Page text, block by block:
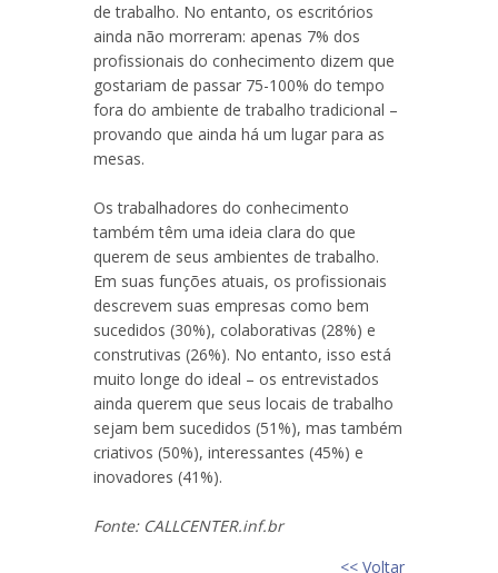
de trabalho. No entanto, os escritórios
ainda não morreram: apenas 7% dos
profissionais do conhecimento dizem que
gostariam de passar 75-100% do tempo
fora do ambiente de trabalho tradicional –
provando que ainda há um lugar para as
mesas.
Os trabalhadores do conhecimento
também têm uma ideia clara do que
querem de seus ambientes de trabalho.
Em suas funções atuais, os profissionais
descrevem suas empresas como bem
sucedidos (30%), colaborativas (28%) e
construtivas (26%). No entanto, isso está
muito longe do ideal – os entrevistados
ainda querem que seus locais de trabalho
sejam bem sucedidos (51%), mas também
criativos (50%), interessantes (45%) e
inovadores (41%).
Fonte: CALLCENTER.inf.br
<< Voltar